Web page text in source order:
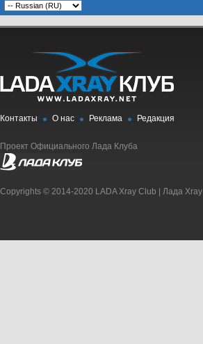
Контакты О нас Реклама Редакция
Проект Официального Лада Клуба
Copyrights © 2014-2020 LADA Xray Club | Лада